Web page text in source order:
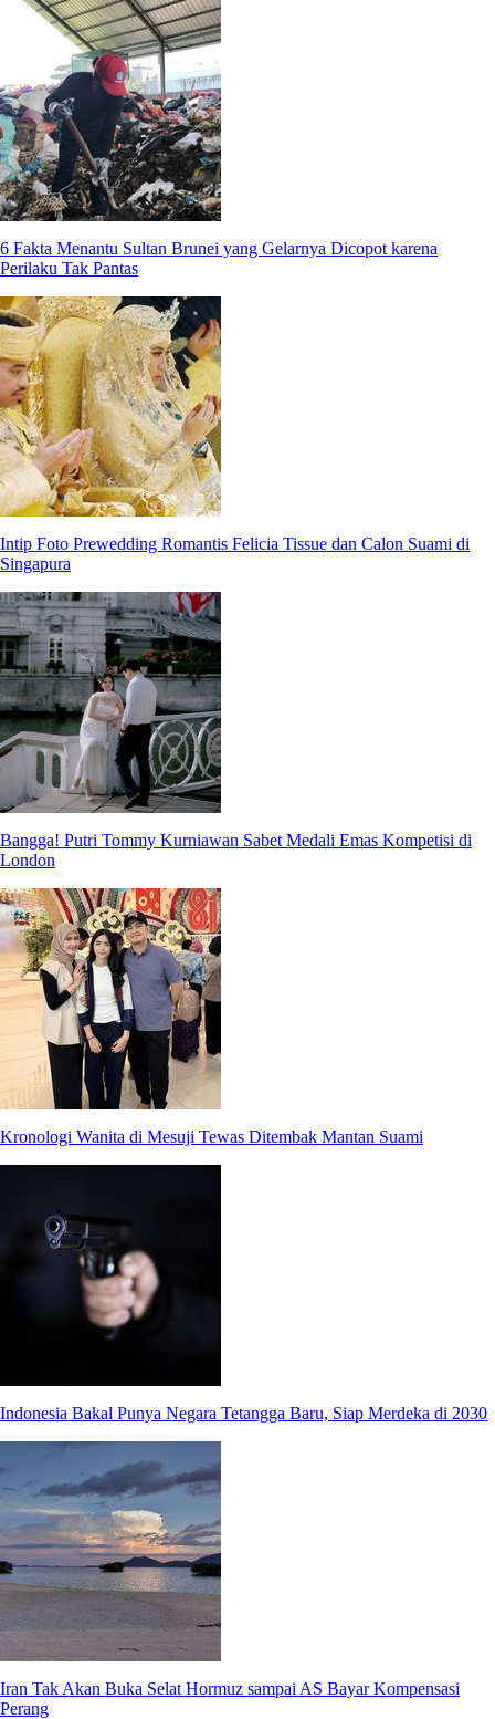
6 Fakta Menantu Sultan Brunei yang Gelarnya Dicopot karena
Perilaku Tak Pantas
Intip Foto Prewedding Romantis Felicia Tissue dan Calon Suami di
Singapura
Bangga! Putri Tommy Kurniawan Sabet Medali Emas Kompetisi di
London
Kronologi Wanita di Mesuji Tewas Ditembak Mantan Suami
Indonesia Bakal Punya Negara Tetangga Baru, Siap Merdeka di 2030
Iran Tak Akan Buka Selat Hormuz sampai AS Bayar Kompensasi
Perang